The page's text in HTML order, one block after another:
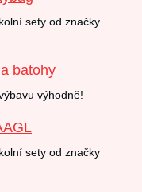
sety od značky
batohy
výhodně!
sety od značky